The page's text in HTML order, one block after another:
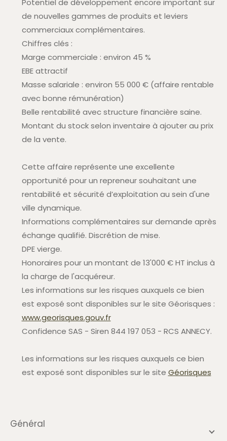
de nouvelles gammes de produits et leviers
commerciaux complémentaires.
Chiffres clés :
Marge commerciale : environ 45 %
EBE attractif
Masse salariale : environ 55 000 € (affaire rentable
avec bonne rémunération)
Belle rentabilité avec structure financière saine.
Montant du stock selon inventaire à ajouter au prix
de la vente.
Cette affaire représente une excellente
opportunité pour un repreneur souhaitant une
rentabilité et sécurité d’exploitation au sein d'une
ville dynamique.
Informations complémentaires sur demande après
échange qualifié. Discrétion de mise.
DPE vierge.
Honoraires pour un montant de 13'000 € HT inclus à
la charge de l'acquéreur.
Les informations sur les risques auxquels ce bien
est exposé sont disponibles sur le site Géorisques :
www.georisques.gouv.fr
Confidence SAS - Siren 844 197 053 - RCS ANNECY.
Les informations sur les risques auxquels ce bien
est exposé sont disponibles sur le site Géorisques
général